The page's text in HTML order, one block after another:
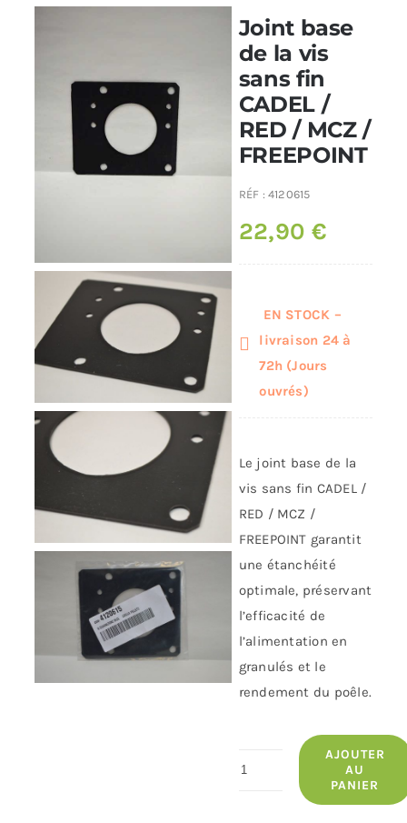
Conduit de fumées
Joint base
de la vis
sans fin
CADEL /
RED / MCZ /
FREEPOINT
RÉF :4120615
22,90€
EN STOCK –
livraison 24 à
72h (Jours
ouvrés)
Le joint base de la
vis sans fin CADEL /
RED / MCZ /
FREEPOINT garantit
une étanchéité
optimale, préservant
l’efficacité de
l’alimentation en
granulés et le
rendement du poêle.
quantité
AJOUTER
AU
PANIER